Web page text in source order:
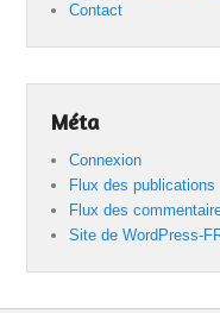
Contact
Méta
Connexion
Flux des publications
Flux des
Site de WordPress-